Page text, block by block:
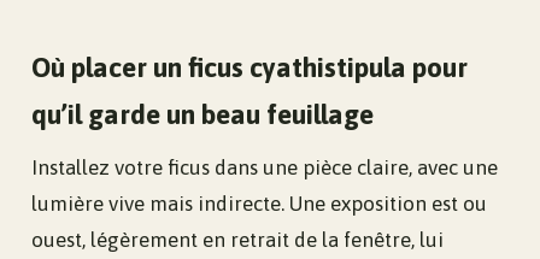
Où placer un ficus cyathistipula pour
qu’il garde un beau feuillage
Installez votre ficus dans une pièce claire, avec une
lumière vive mais indirecte. Une exposition est ou
ouest, légèrement en retrait de la fenêtre, lui